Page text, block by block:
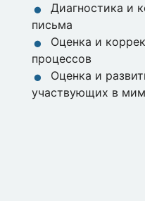
Диагностика и
письма
Оценка и
процессов
Оценка и
участвующих в